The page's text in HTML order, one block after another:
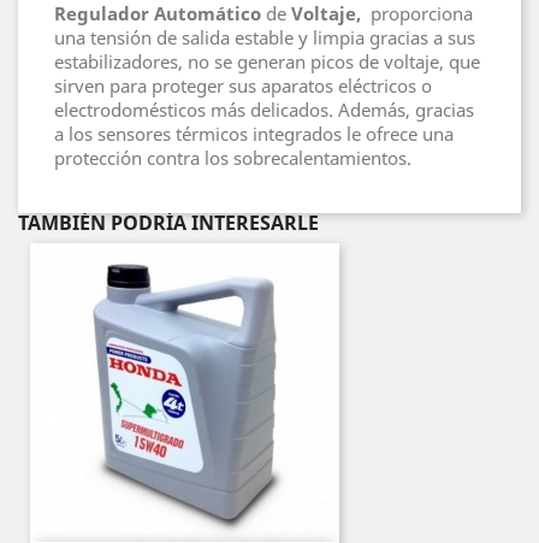
Regulador Automático de Voltaje, proporciona
una tensión de salida estable y limpia gracias a sus
estabilizadores, no se generan picos de voltaje, que
sirven para proteger sus aparatos eléctricos o
electrodomésticos más delicados. Además, gracias
a los sensores térmicos integrados le ofrece una
protección contra los sobrecalentamientos.
TAMBIÉN PODRÍA INTERESARLE